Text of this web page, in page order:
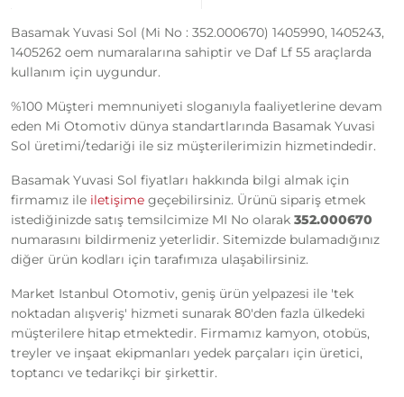
Basamak Yuvasi Sol (Mi No : 352.000670) 1405990, 1405243,
1405262 oem numaralarına sahiptir ve Daf Lf 55 araçlarda
kullanım için uygundur.
%100 Müşteri memnuniyeti sloganıyla faaliyetlerine devam
eden Mi Otomotiv dünya standartlarında Basamak Yuvasi
Sol üretimi/tedariği ile siz müşterilerimizin hizmetindedir.
Basamak Yuvasi Sol fiyatları hakkında bilgi almak için
firmamız ile iletişime geçebilirsiniz. Ürünü sipariş etmek
istediğinizde satış temsilcimize MI No olarak 352.000670
numarasını bildirmeniz yeterlidir. Sitemizde bulamadığınız
diğer ürün kodları için tarafımıza ulaşabilirsiniz.
Market Istanbul Otomotiv, geniş ürün yelpazesi ile 'tek
noktadan alışveriş' hizmeti sunarak 80'den fazla ülkedeki
müşterilere hitap etmektedir. Firmamız kamyon, otobüs,
treyler ve inşaat ekipmanları yedek parçaları için üretici,
toptancı ve tedarikçi bir şirkettir.